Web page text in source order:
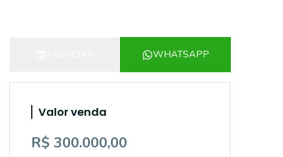
WHATSAPP
Valor venda
R$ 300.000,00